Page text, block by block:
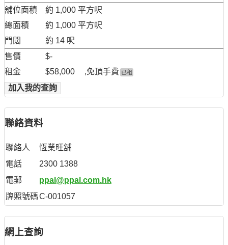
舖位面積
約 1,000 平方呎
總面積
約 1,000 平方呎
門闊
約 14 呎
售價
$-
租金
$58,000 ,免頂手費 已租
加入我的查詢
聯絡資料
聯絡人
恆業旺舖
電話
2300 1388
電郵
ppal@ppal.com.hk
牌照號碼C-001057
網上查詢